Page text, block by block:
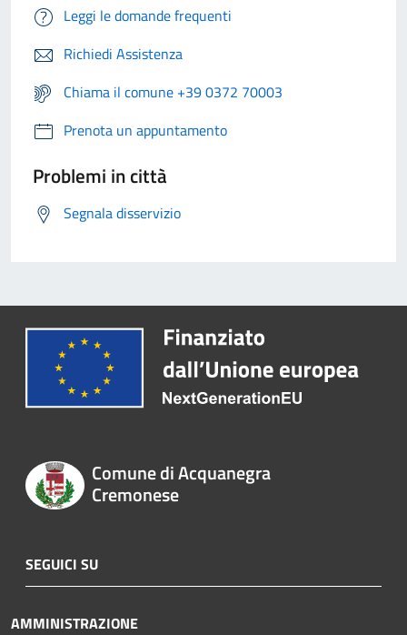
Leggi le domande frequenti
Richiedi Assistenza
Chiama il comune +39 0372 70003
Prenota un appuntamento
Problemi in città
Segnala disservizio
Comune di Acquanegra
Cremonese
SEGUICI SU
AMMINISTRAZIONE